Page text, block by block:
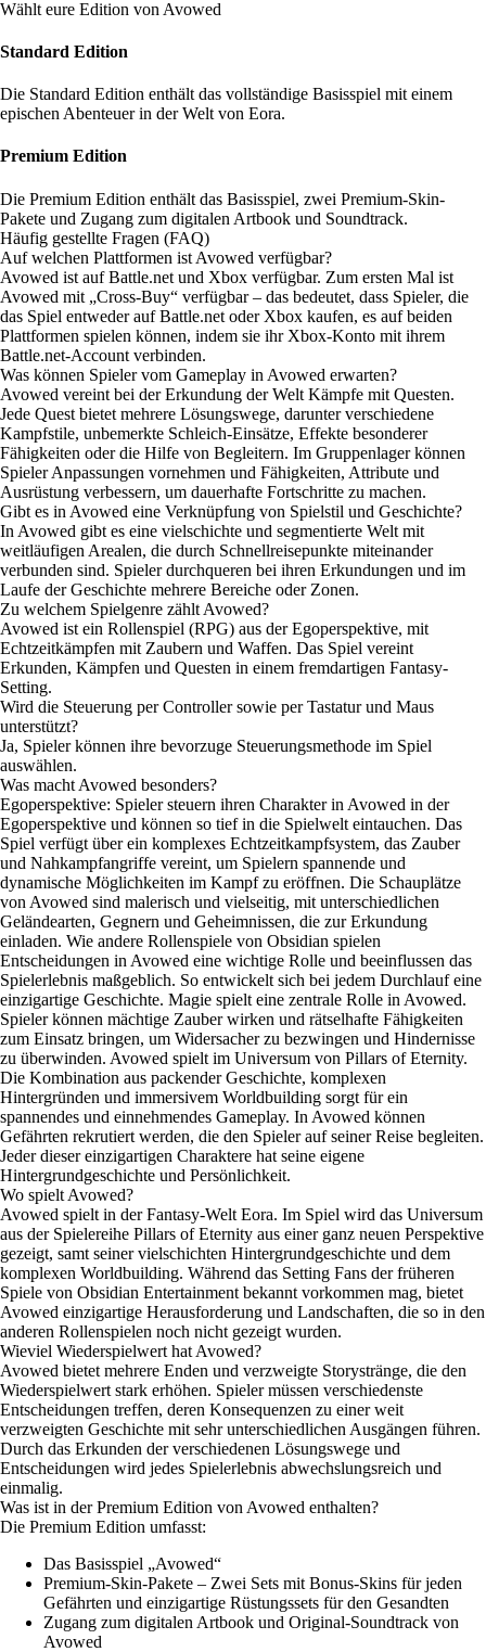
Wählt eure Edition von Avowed
Standard Edition
Die Standard Edition enthält das vollständige Basisspiel mit einem
epischen Abenteuer in der Welt von Eora.
Premium Edition
Die Premium Edition enthält das Basisspiel, zwei Premium-Skin-
Pakete und Zugang zum digitalen Artbook und Soundtrack.
Häufig gestellte Fragen (FAQ)
Auf welchen Plattformen ist Avowed verfügbar?
Avowed ist auf Battle.net und Xbox verfügbar. Zum ersten Mal ist
Avowed mit „Cross-Buy“ verfügbar – das bedeutet, dass Spieler, die
das Spiel entweder auf Battle.net oder Xbox kaufen, es auf beiden
Plattformen spielen können, indem sie ihr Xbox-Konto mit ihrem
Battle.net-Account verbinden.
Was können Spieler vom Gameplay in Avowed erwarten?
Avowed vereint bei der Erkundung der Welt Kämpfe mit Questen.
Jede Quest bietet mehrere Lösungswege, darunter verschiedene
Kampfstile, unbemerkte Schleich-Einsätze, Effekte besonderer
Fähigkeiten oder die Hilfe von Begleitern. Im Gruppenlager können
Spieler Anpassungen vornehmen und Fähigkeiten, Attribute und
Ausrüstung verbessern, um dauerhafte Fortschritte zu machen.
Gibt es in Avowed eine Verknüpfung von Spielstil und Geschichte?
In Avowed gibt es eine vielschichte und segmentierte Welt mit
weitläufigen Arealen, die durch Schnellreisepunkte miteinander
verbunden sind. Spieler durchqueren bei ihren Erkundungen und im
Laufe der Geschichte mehrere Bereiche oder Zonen.
Zu welchem Spielgenre zählt Avowed?
Avowed ist ein Rollenspiel (RPG) aus der Egoperspektive, mit
Echtzeitkämpfen mit Zaubern und Waffen. Das Spiel vereint
Erkunden, Kämpfen und Questen in einem fremdartigen Fantasy-
Setting.
Wird die Steuerung per Controller sowie per Tastatur und Maus
unterstützt?
Ja, Spieler können ihre bevorzuge Steuerungsmethode im Spiel
auswählen.
Was macht Avowed besonders?
Egoperspektive: Spieler steuern ihren Charakter in Avowed in der
Egoperspektive und können so tief in die Spielwelt eintauchen. Das
Spiel verfügt über ein komplexes Echtzeitkampfsystem, das Zauber
und Nahkampfangriffe vereint, um Spielern spannende und
dynamische Möglichkeiten im Kampf zu eröffnen. Die Schauplätze
von Avowed sind malerisch und vielseitig, mit unterschiedlichen
Geländearten, Gegnern und Geheimnissen, die zur Erkundung
einladen. Wie andere Rollenspiele von Obsidian spielen
Entscheidungen in Avowed eine wichtige Rolle und beeinflussen das
Spielerlebnis maßgeblich. So entwickelt sich bei jedem Durchlauf eine
einzigartige Geschichte. Magie spielt eine zentrale Rolle in Avowed.
Spieler können mächtige Zauber wirken und rätselhafte Fähigkeiten
zum Einsatz bringen, um Widersacher zu bezwingen und Hindernisse
zu überwinden. Avowed spielt im Universum von Pillars of Eternity.
Die Kombination aus packender Geschichte, komplexen
Hintergründen und immersivem Worldbuilding sorgt für ein
spannendes und einnehmendes Gameplay. In Avowed können
Gefährten rekrutiert werden, die den Spieler auf seiner Reise begleiten.
Jeder dieser einzigartigen Charaktere hat seine eigene
Hintergrundgeschichte und Persönlichkeit.
Wo spielt Avowed?
Avowed spielt in der Fantasy-Welt Eora. Im Spiel wird das Universum
aus der Spielereihe Pillars of Eternity aus einer ganz neuen Perspektive
gezeigt, samt seiner vielschichten Hintergrundgeschichte und dem
komplexen Worldbuilding. Während das Setting Fans der früheren
Spiele von Obsidian Entertainment bekannt vorkommen mag, bietet
Avowed einzigartige Herausforderung und Landschaften, die so in den
anderen Rollenspielen noch nicht gezeigt wurden.
Wieviel Wiederspielwert hat Avowed?
Avowed bietet mehrere Enden und verzweigte Storystränge, die den
Wiederspielwert stark erhöhen. Spieler müssen verschiedenste
Entscheidungen treffen, deren Konsequenzen zu einer weit
verzweigten Geschichte mit sehr unterschiedlichen Ausgängen führen.
Durch das Erkunden der verschiedenen Lösungswege und
Entscheidungen wird jedes Spielerlebnis abwechslungsreich und
einmalig.
Was ist in der Premium Edition von Avowed enthalten?
Die Premium Edition umfasst:
Das Basisspiel „Avowed“
Premium-Skin-Pakete – Zwei Sets mit Bonus-Skins für jeden
Gefährten und einzigartige Rüstungssets für den Gesandten
Zugang zum digitalen Artbook und Original-Soundtrack von
Avowed